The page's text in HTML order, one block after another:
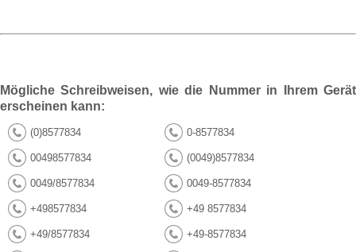
Mögliche Schreibweisen, wie die Nummer in Ihrem Gerät
erscheinen kann:
(0)8577834 0-8577834
00498577834 (0049)8577834
0049/8577834 0049-8577834
+498577834 +49 8577834
+49/8577834 +49-8577834